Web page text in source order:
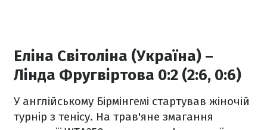
Еліна Світоліна (Україна) –
Лінда Фругвіртова 0:2 (2:6, 0:6)
У англійському Бірмінгемі стартував жіночій
турнір з тенісу. На трав'яне змагання